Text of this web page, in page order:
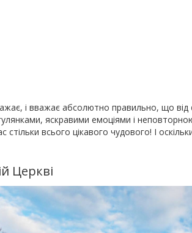
і вважає абсолютно правильно, що від
яскравими емоціями і
всього цікавого чудового! І
Церкві